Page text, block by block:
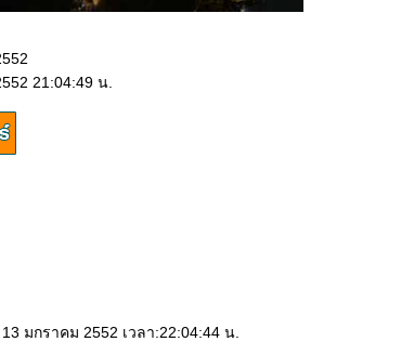
21:04:49 น.
มกราคม 2552 เวลา:22:04:44 น.